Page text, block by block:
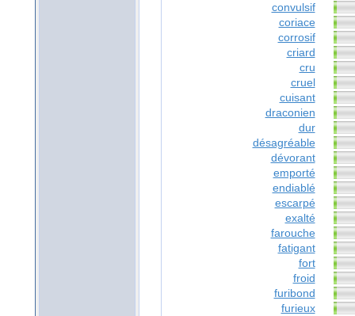
convulsif
coriace
corrosif
criard
cru
cruel
cuisant
draconien
dur
désagréable
dévorant
emporté
endiablé
escarpé
exalté
farouche
fatigant
fort
froid
furibond
furieux